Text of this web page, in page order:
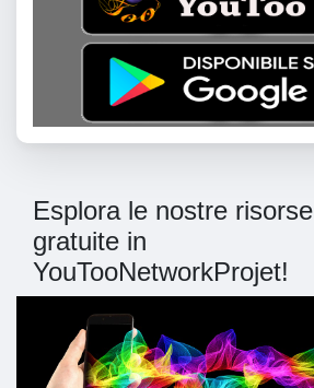
Esplora le nostre risorse
gratuite in
YouTooNetworkProjet!